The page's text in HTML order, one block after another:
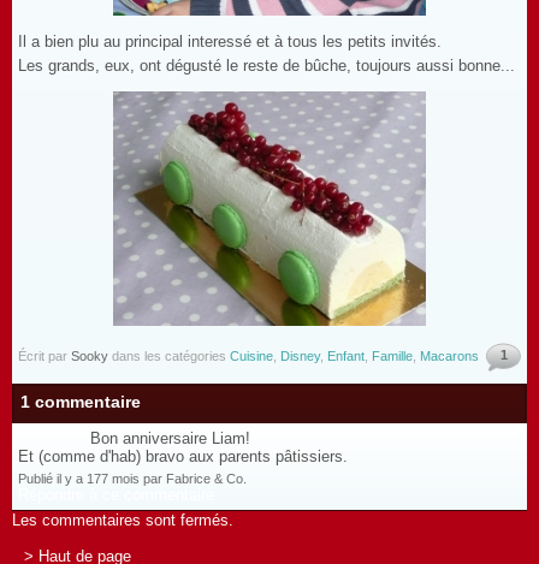
Il a bien plu au principal interessé et à tous les petits invités.
Les grands, eux, ont dégusté le reste de bûche, toujours aussi bonne...
Écrit par Sooky dans les catégories Cuisine Disney, Enfant Famille Macarons 1
1 commentaire
Bon anniversaire Liam!
Et (comme d'hab) bravo aux parents pâtissiers.
Publié il y a 177 mois par Fabrice & Co.
Les commentaires sont fermés.
> Haut de page